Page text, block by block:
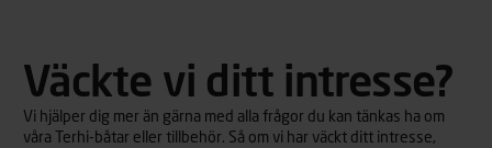
Väckte vi ditt intresse?
Vi hjälper dig mer än gärna med alla frågor du kan tänkas ha om
våra Terhi-båtar eller tillbehör. Så om vi har väckt ditt intresse,